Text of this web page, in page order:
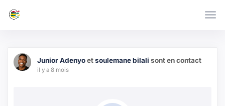
Junior Adenyoetsoulemane bilali sont en contact
il y a 8 mois